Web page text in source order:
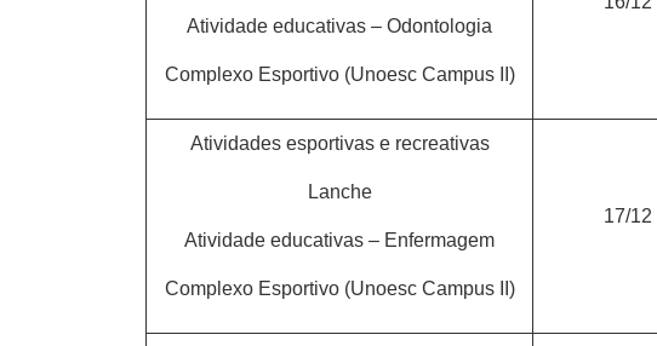
Atividade educativas – Odontologia
Complexo Esportivo (Unoesc Campus II)
Atividades esportivas e recreativas
Lanche
Atividade educativas – Enfermagem
Complexo Esportivo (Unoesc Campus II)
17/12